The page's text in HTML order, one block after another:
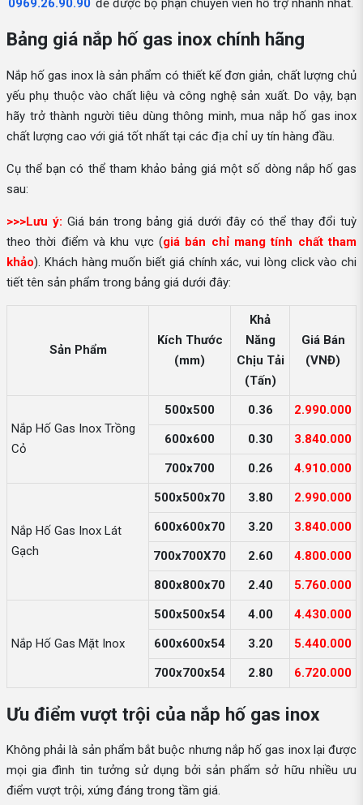
0969.26.90.90 để được bộ phận chuyên viên hỗ trợ nhanh nhất.
Bảng giá nắp hố gas inox chính hãng
Nắp hố gas inox là sản phẩm có thiết kế đơn giản, chất lượng chủ
yếu phụ thuộc vào chất liệu và công nghệ sản xuất. Do vậy, bạn
hãy trở thành người tiêu dùng thông minh, mua nắp hố gas inox
chất lượng cao với giá tốt nhất tại các địa chỉ uy tín hàng đầu.
Cụ thể bạn có thể tham khảo bảng giá một số dòng nắp hố gas
sau:
>>>Lưu ý: Giá bán trong bảng giá dưới đây có thể thay đổi tuỳ
theo thời điểm và khu vực (giá bán chỉ mang tính chất tham
khảo). Khách hàng muốn biết giá chính xác, vui lòng click vào chi
tiết tên sản phẩm trong bảng giá dưới đây:
Sản Phẩm
Kích Thước
(mm)
Khả
Năng
Chịu Tải
(Tấn)
Giá Bán
(VNĐ)
Nắp Hố Gas Inox Trồng
Cỏ
500x500 0.36
2.990.000
600x600
0.30
3.840.000
700x700
0.26 4.910.000
Nắp Hố Gas Inox Lát
Gạch
500x500x70 3.80
2.990.000
600x600x70
3.20
3.840.000
700x700X70
2.60
4.800.000
800x800x70
2.40 5.760.000
Nắp Hố Gas Mặt Inox
500x500x54 4.00
4.430.000
600x600x54
3.20
5.440.000
700x700x54
2.80 6.720.000
Ưu điểm vượt trội của nắp hố gas inox
Không phải là sản phẩm bắt buộc nhưng nắp hố gas inox lại được
mọi gia đình tin tưởng sử dụng bởi sản phẩm sở hữu nhiều ưu
điểm vượt trội, xứng đáng trong tầm giá.